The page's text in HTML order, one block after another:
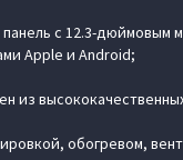
с 12.3-
Apple и Android;
из
обогревом,